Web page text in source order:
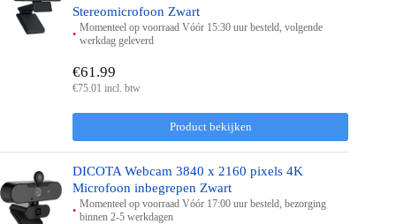
Stereomicrofoon Zwart
Momenteel op voorraad Vóór 15:30 uur besteld, volgende
werkdag geleverd
Product bekijken
€61.99
€75.01 incl. btw
DICOTA Webcam 3840 x 2160 pixels 4K
Microfoon inbegrepen Zwart
Momenteel op voorraad Vóór 17:00 uur besteld, bezorging
binnen 2-5 werkdagen